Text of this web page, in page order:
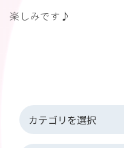
楽しみです♪